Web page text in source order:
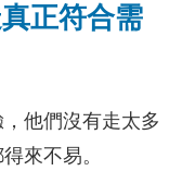
正符合需
他們沒有走太多
來不易。